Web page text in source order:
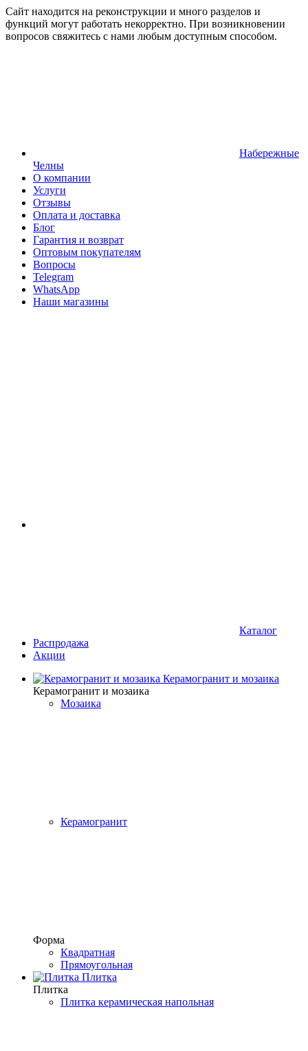
Сайт находится на реконструкции и много разделов и
функций могут работать некорректно. При возникновении
вопросов свяжитесь с нами любым доступным способом.
Набережные
Челны
О компании
Услуги
Отзывы
Оплата и доставка
Блог
Гарантия и возврат
Оптовым покупателям
Вопросы
Telegram
WhatsApp
Наши магазины
Каталог
Распродажа
Акции
Керамогранит и мозаика
Керамогранит и мозаика
Мозаика
Керамогранит
Форма
Квадратная
Прямоугольная
Плитка
Плитка
Плитка керамическая напольная